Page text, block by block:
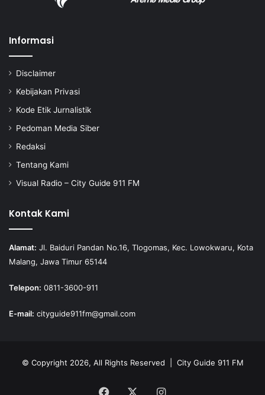
Informasi
Disclaimer
Kebijakan Privasi
Kode Etik Jurnalistik
Pedoman Media Siber
Redaksi
Tentang Kami
Visual Radio – City Guide 911 FM
Kontak Kami
Alamat: Jl. Baiduri Pandan No.16, Tlogomas, Kec. Lowokwaru, Kota
Malang, Jawa Timur 65144
Telepon: 0811-3600-911
E-mail: cityguide911fm@gmail.com
© Copyright 2026, All Rights Reserved | City Guide 911 FM
Facebook Instagram